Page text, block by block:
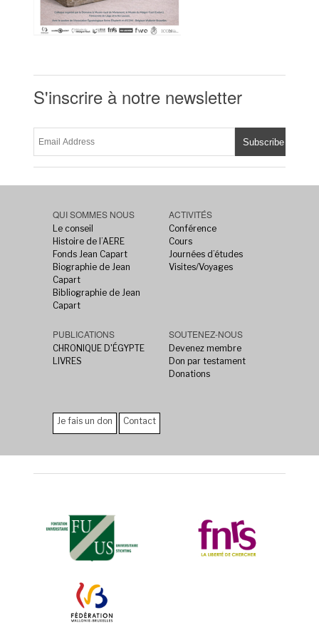
S'inscrire à notre newsletter
QUI SOMMES NOUS
Le conseil
Histoire de l’AERE
Fonds Jean Capart
Biographie de Jean
Capart
Bibliographie de Jean
Capart
ACTIVITÉS
Conférence
Cours
Journées d’études
Visites/Voyages
PUBLICATIONS
CHRONIQUE D'ÉGYPTE
LIVRES
SOUTENEZ-NOUS
Devenez membre
Don par testament
Donations
Je fais un don Contact